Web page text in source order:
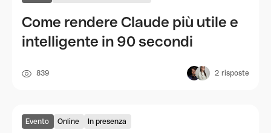
Come rendere Claude più utile e
intelligente in 90 secondi
839 2 risposte
Evento Online In presenza